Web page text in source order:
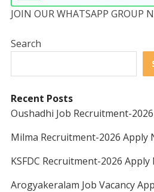
JOIN OUR WHATSAPP GROUP
Search
Recent Posts
Oushadhi Job Recruitment-
Milma Recruitment-2026 Apply
KSFDC Recruitment-2026 Apply
Arogyakeralam Job Vacancy